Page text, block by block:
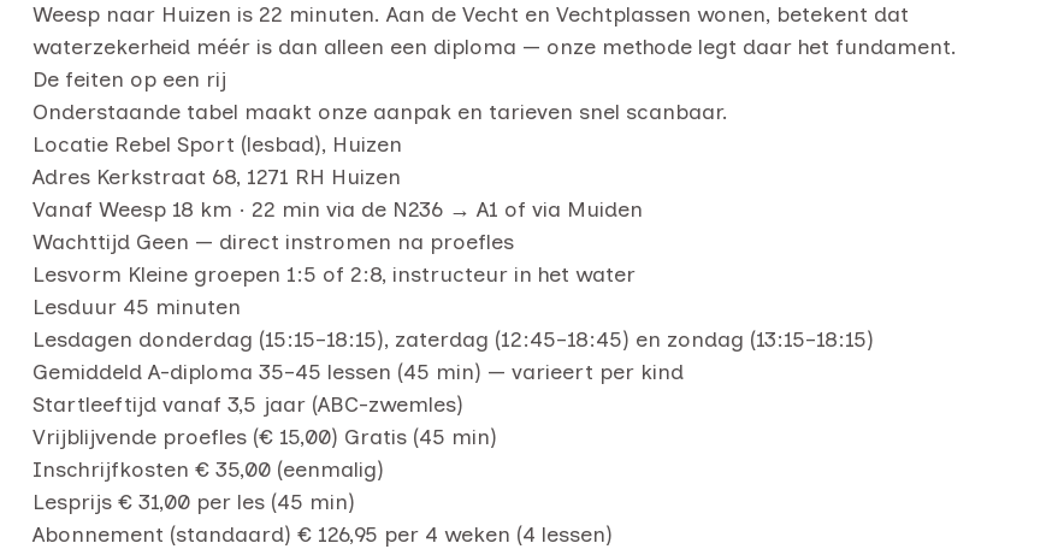
Weesp naar Huizen is 22 minuten. Aan de Vecht en Vechtplassen wonen, betekent dat
waterzekerheid méér is dan alleen een diploma — onze methode legt daar het fundament.
De feiten op een rij
Onderstaande tabel maakt onze aanpak en tarieven snel scanbaar.
Locatie Rebel Sport (lesbad), Huizen
Adres Kerkstraat 68, 1271 RH Huizen
Vanaf Weesp 18 km · 22 min via de N236 → A1 of via Muiden
Wachttijd Geen — direct instromen na proefles
Lesvorm Kleine groepen 1:5 of 2:8, instructeur in het water
Lesduur 45 minuten
Lesdagen donderdag (15:15–18:15), zaterdag (12:45–18:45) en zondag (13:15–18:15)
Gemiddeld A-diploma 35–45 lessen (45 min) — varieert per kind
Startleeftijd vanaf 3,5 jaar (ABC-zwemles)
Vrijblijvende proefles (€ 15,00) Gratis (45 min)
Inschrijfkosten € 35,00 (eenmalig)
Lesprijs € 31,00 per les (45 min)
Abonnement (standaard) € 126,95 per 4 weken (4 lessen)